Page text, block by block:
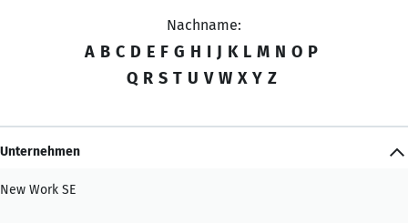
Nachname:
A B C D E F G H I J K L M N O P
Q R S T U V W X Y Z
Unternehmen
New Work SE